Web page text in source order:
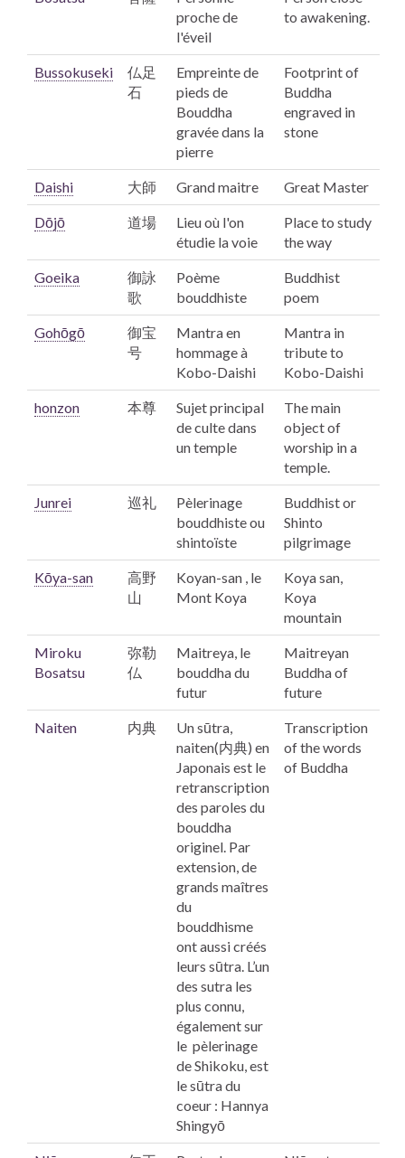
proche de
l'éveil
to awakening.
Bussokuseki
仏足
石
Empreinte de
pieds de
Bouddha
gravée dans la
pierre
Footprint of
Buddha
engraved in
stone
Daishi 大師 Grand maitre Great Master
Dōjō 道場
Lieu où l'on
étudie la voie
Place to study
the way
Goeika
御詠
歌
Poème
bouddhiste
Buddhist
poem
Gohōgō
御宝
号
Mantra en
hommage à
Kobo-Daishi
Mantra in
tribute to
Kobo-Daishi
honzon 本尊
Sujet principal
de culte dans
un temple
The main
object of
worship in a
temple.
Junrei 巡礼
Pèlerinage
bouddhiste ou
shintoïste
Buddhist or
Shinto
pilgrimage
Kōya-san
高野
山
Koyan-san , le
Mont Koya
Koya san,
Koya
mountain
Miroku
Bosatsu
弥勒
仏
Maitreya, le
bouddha du
futur
Maitreyan
Buddha of
future
Naiten 内典 Unsūtra,
naiten(内典) en
Japonais est le
retranscription
des paroles du
bouddha
originel. Par
extension, de
grands maîtres
du
bouddhisme
ont aussi créés
leurs sūtra. L’un
des sutra les
plus connu,
également sur
le pèlerinage
deShikoku,est
le sūtra du
coeur : Hannya
Shingyō
Transcription
of the words
of Buddha